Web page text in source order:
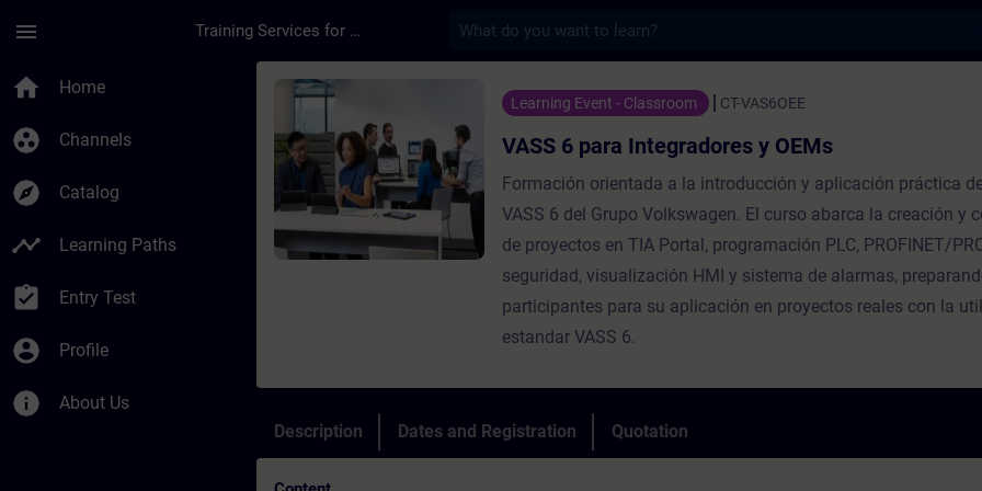
menu Training Services for Digital Industries
home Home
group_work Channels
explore Catalog
timeline Learning Paths
assignment_turned_in Entry Test
account_circle Profile
info About Us
Course - VASS 6 para Integradores y OEMs - Training -
Learning Event - Classroom CT-VAS6OEE
VASS 6 para Integradores y OEMs
Formación orientada a la introducción y aplicación práctica
VASS 6 del Grupo Volkswagen. El curso abarca la creación y
de proyectos en TIA Portal, programación PLC, PROFINET/
seguridad, visualización HMI y sistema de alarmas,
participantes para su aplicación en proyectos reales con la
estandar VASS 6.
Description Dates and Registration Quotation